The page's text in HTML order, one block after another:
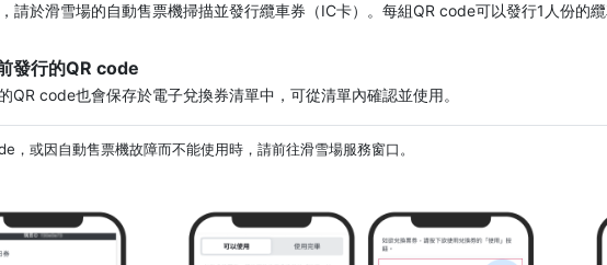
請於滑雪場的自動售票機掃描並發行纜車券（IC卡）。每組QR code可以發行1人份的纜
發行的QR code
QR code也會保存於電子兌換券清單中，可從清單內確認並使用。
，或因自動售票機故障而不能使用時，請前往滑雪場服務窗口。